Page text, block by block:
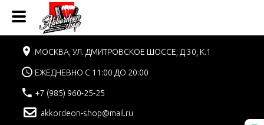
МОСКВА, УЛ. ДМИТРОВСКОЕ ШОССЕ, Д.30, К.1
ЕЖЕДНЕВНО С 11:00 ДО 20:00
+7 (985) 960-25-25
akkordeon-shop@mail.ru